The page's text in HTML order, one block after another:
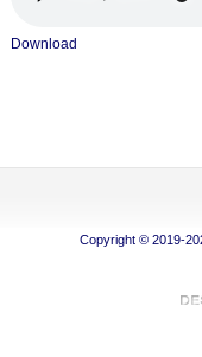
Download
Copyright © 2019-